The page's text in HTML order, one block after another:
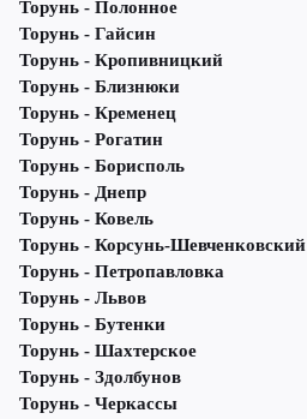
Торунь - Полонное
Торунь - Гайсин
Торунь - Кропивницкий
Торунь - Близнюки
Торунь - Кременец
Торунь - Рогатин
Торунь - Борисполь
Торунь - Днепр
Торунь - Ковель
Торунь - Корсунь-Шевченковский
Торунь - Петропавловка
Торунь - Львов
Торунь - Бутенки
Торунь - Шахтерское
Торунь - Здолбунов
Торунь - Черкассы